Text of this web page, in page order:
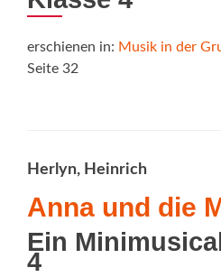
erschienen in: Musik in der
Seite 32
Herlyn, Heinrich
Anna und die
Ein
4